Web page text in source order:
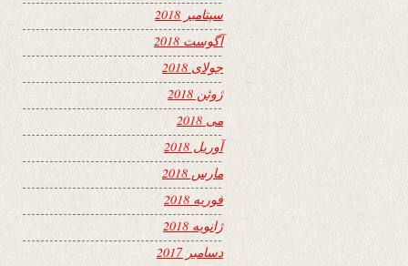
سپتامبر 2018
آگوست 2018
جولای 2018
ژوئن 2018
می 2018
آوریل 2018
مارس 2018
فوریه 2018
ژانویه 2018
دسامبر 2017